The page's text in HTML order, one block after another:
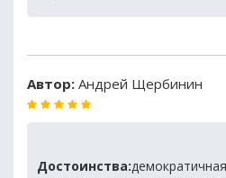
Автор: Андрей Щербинин
Достоинства: